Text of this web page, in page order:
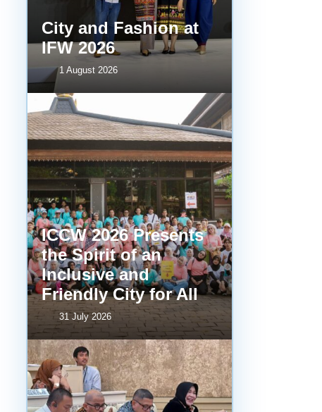
City and Fashion at
IFW 2026
1 August 2026
ICCW 2026 Presents
the Spirit of an
Inclusive and
Friendly City for All
31 July 2026